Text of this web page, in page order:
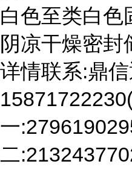
白色至类白色
阴凉干燥密封
详情联系:鼎
一
二